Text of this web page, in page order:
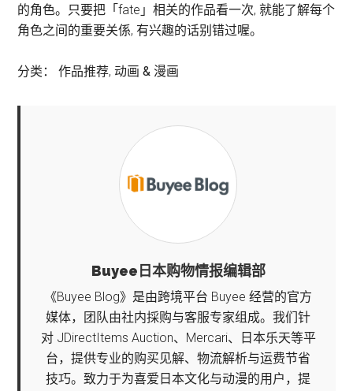
的角色。只要把「fate」相关的作品看一次, 就能了解每个
角色之间的重要关係, 有兴趣的话别错过喔。
分类：作品推荐,动画 & 漫画
Buyee日本购物情报编辑部
《Buyee Blog》是由跨境平台 Buyee 经营的官方
媒体，团队由社内採购与客服专家组成。我们针
对 JDirectItems Auction、Mercari、日本乐天等平
台，提供专业的购买见解、物流解析与运费节省
技巧。致力于为喜爱日本文化与动漫的用户，提